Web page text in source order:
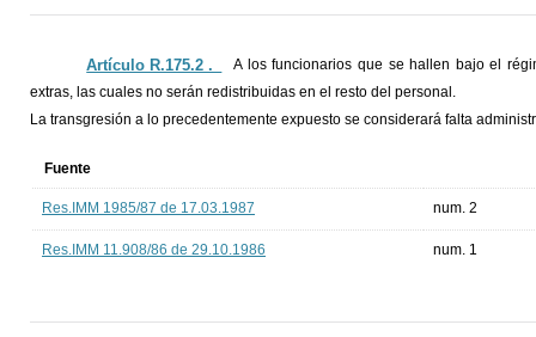
Artículo R.175.2 ._
A los funcionarios que se hallen bajo el
extras, las cuales no serán redistribuidas en el resto del personal.
La transgresión a lo precedentemente expuesto se considerará falta
Fuente
Res.IMM 1985/87 de 17.03.1987 num. 2
Res.IMM 11.908/86 de 29.10.1986 num. 1